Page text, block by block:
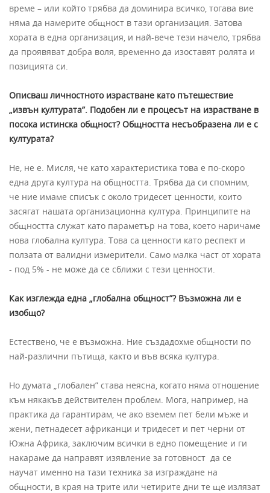
време – или който трябва да доминира всичко, тогава вие
няма да намерите общност в тази организация. Затова
хората в една организация, и най-вече тези начело, трябва
да проявяват добра воля, временно да изоставят ролята и
позицията си.
Описваш личностното израстване като пътешествие
„извън културата”. Подобен ли е процесът на израстване в
посока истинска общност? Общността несъобразена ли е с
културата?
Не, не е. Мисля, че като характеристика това е по-скоро
една друга култура на общността. Трябва да си спомним,
че ние имаме списък с около тридесет ценности, които
засягат нашата организационна култура. Принципите на
общността служат като параметър на това, което наричаме
нова глобална култура. Това са ценности като респект и
ползата от валидни измерители. Само малка част от хората
- под 5% - не може да се сближи с тези ценности.
Как изглежда една „глобална общност”? Възможна ли е
изобщо?
Естествено, че е възможна. Ние създадохме общности по
най-различни пътища, както и във всяка култура.
Но думата „глобален” става неясна, когато няма отношение
към някакъв действителен проблем. Мога, например, на
практика да гарантирам, че ако вземем пет бели мъже и
жени, петнадесет африканци и тридесет и пет черни от
Южна Африка, заключим всички в едно помещение и ги
накараме да направят изявление за готовност да се
научат именно на тази техника за изграждане на
общности, в края на трите или четирите дни те ще излязат